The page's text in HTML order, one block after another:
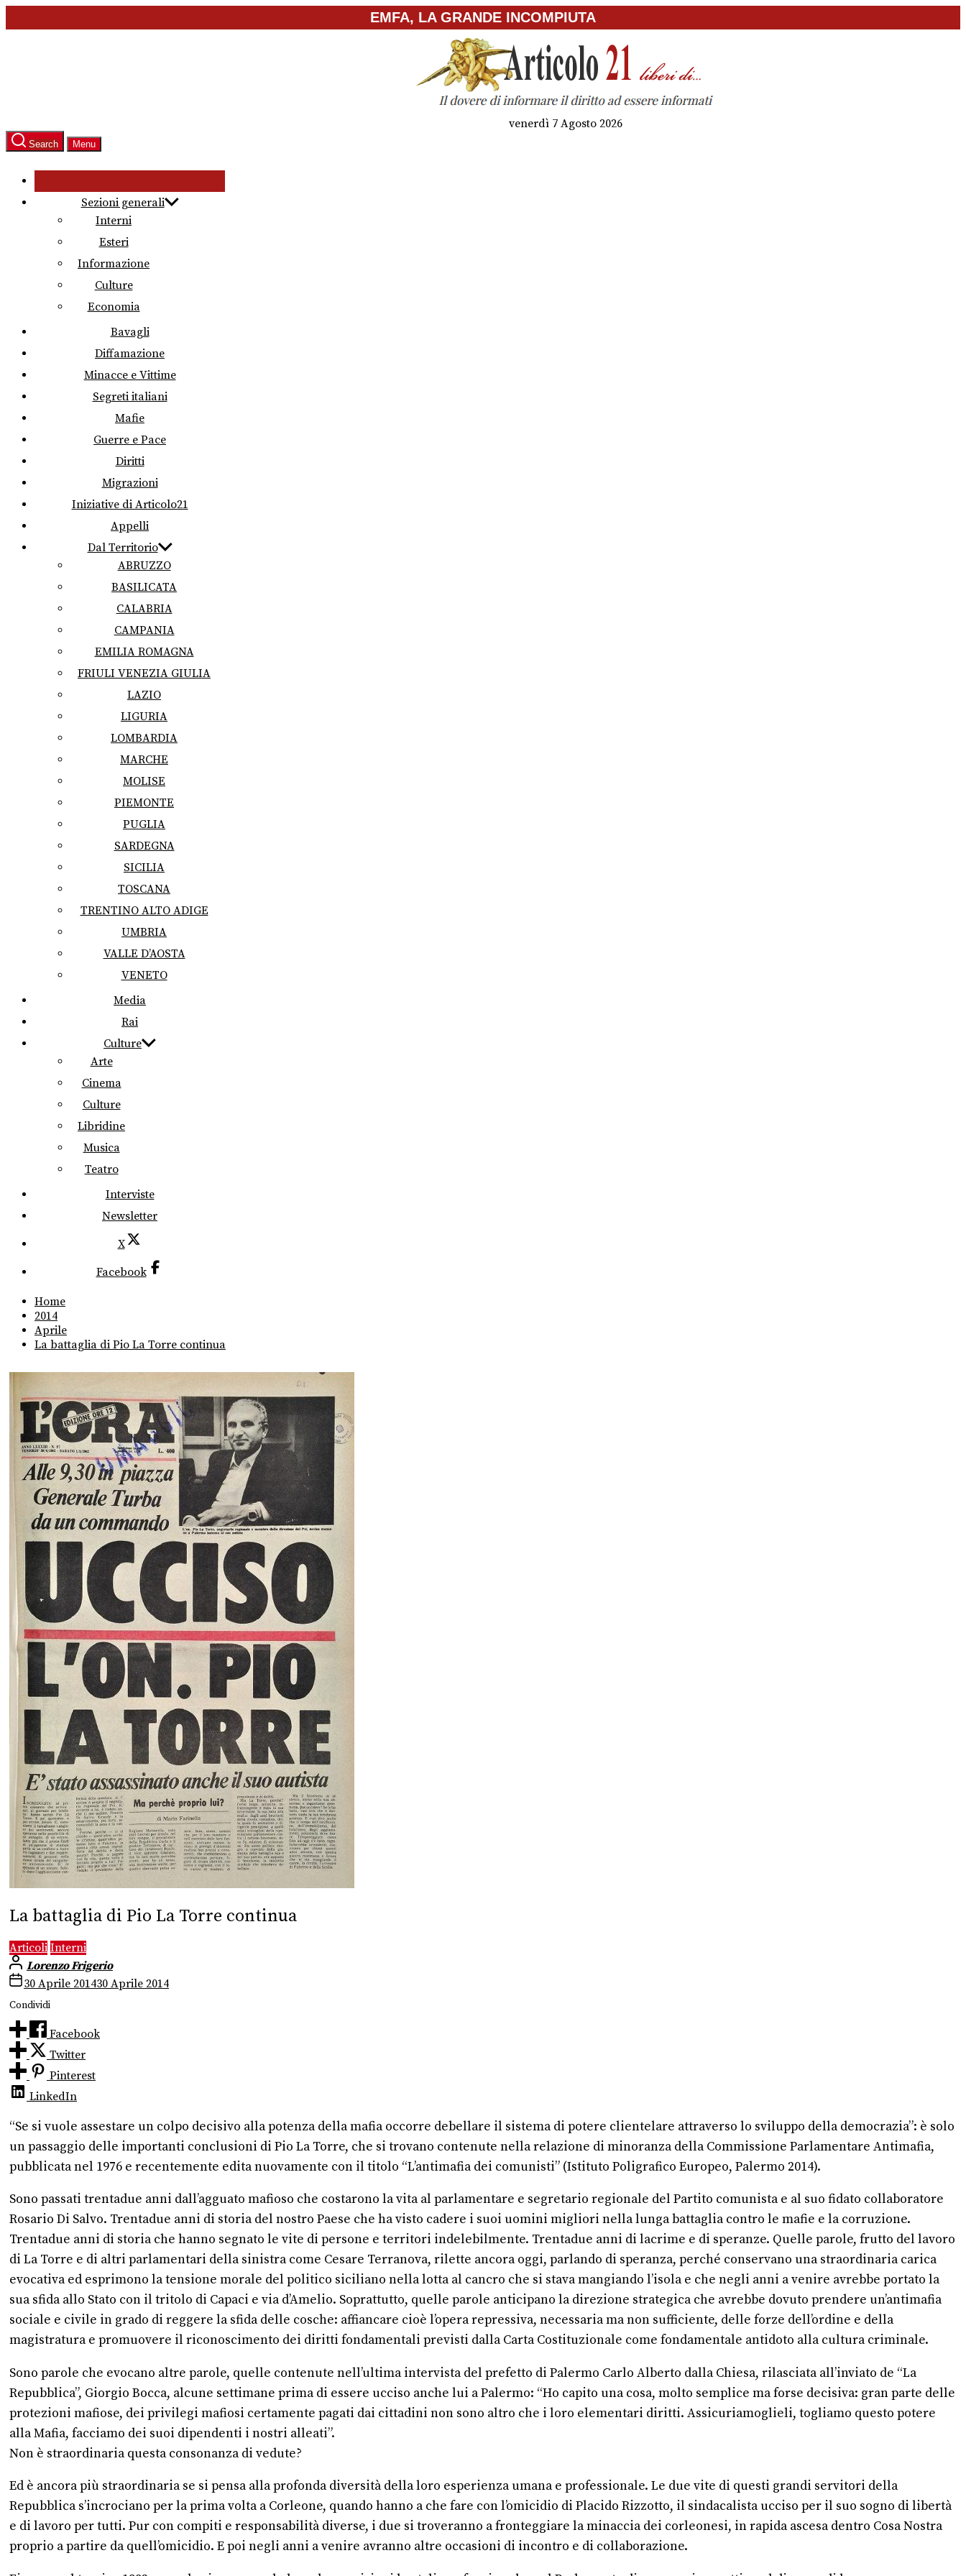
to
EMFA, LA GRANDE INCOMPIUTA
venerdì 7 Agosto 2026
Search Menu
Sezioni generali
Interni
Esteri
Informazione
Culture
Economia
Bavagli
Diffamazione
Minacce e Vittime
Segreti italiani
Mafie
Guerre e Pace
Diritti
Migrazioni
Iniziative di Articolo21
Appelli
Dal Territorio
ABRUZZO
BASILICATA
CALABRIA
CAMPANIA
EMILIA ROMAGNA
FRIULI VENEZIA GIULIA
LAZIO
LIGURIA
LOMBARDIA
MARCHE
MOLISE
PIEMONTE
PUGLIA
SARDEGNA
SICILIA
TOSCANA
TRENTINO ALTO ADIGE
UMBRIA
VALLE D’AOSTA
VENETO
Media
Rai
Culture
Arte
Cinema
Culture
Libridine
Musica
Teatro
Interviste
Newsletter
X
Facebook
Home
2014
Aprile
La battaglia di Pio La Torre continua
La battaglia di Pio La Torre continua
Articoli Interni
Lorenzo Frigerio
30 Aprile 201430 Aprile 2014
Condividi
Facebook
Twitter
Pinterest
LinkedIn
“Se si vuole assestare un colpo decisivo alla potenza della mafia occorre debellare il sistema di potere clientelare attraverso lo sviluppo della democrazia”: è solo
un passaggio delle importanti conclusioni di Pio La Torre, che si trovano contenute nella relazione di minoranza della Commissione Parlamentare Antimafia,
pubblicata nel 1976 e recentemente edita nuovamente con il titolo “L’antimafia dei comunisti” (Istituto Poligrafico Europeo, Palermo 2014).
Sono passati trentadue anni dall’agguato mafioso che costarono la vita al parlamentare e segretario regionale del Partito comunista e al suo fidato collaboratore
Rosario Di Salvo. Trentadue anni di storia del nostro Paese che ha visto cadere i suoi uomini migliori nella lunga battaglia contro le mafie e la corruzione.
Trentadue anni di storia che hanno segnato le vite di persone e territori indelebilmente. Trentadue anni di lacrime e di speranze. Quelle parole, frutto del lavoro
di La Torre e di altri parlamentari della sinistra come Cesare Terranova, rilette ancora oggi, parlando di speranza, perché conservano una straordinaria carica
evocativa ed esprimono la tensione morale del politico siciliano nella lotta al cancro che si stava mangiando l’isola e che negli anni a venire avrebbe portato la
sua sfida allo Stato con il tritolo di Capaci e via d’Amelio. Soprattutto, quelle parole anticipano la direzione strategica che avrebbe dovuto prendere un’antimafia
sociale e civile in grado di reggere la sfida delle cosche: affiancare cioè l’opera repressiva, necessaria ma non sufficiente, delle forze dell’ordine e della
magistratura e promuovere il riconoscimento dei diritti fondamentali previsti dalla Carta Costituzionale come fondamentale antidoto alla cultura criminale.
Sono parole che evocano altre parole, quelle contenute nell’ultima intervista del prefetto di Palermo Carlo Alberto dalla Chiesa, rilasciata all’inviato de “La
Repubblica”, Giorgio Bocca, alcune settimane prima di essere ucciso anche lui a Palermo: “Ho capito una cosa, molto semplice ma forse decisiva: gran parte delle
protezioni mafiose, dei privilegi mafiosi certamente pagati dai cittadini non sono altro che i loro elementari diritti. Assicuriamoglieli, togliamo questo potere
alla Mafia, facciamo dei suoi dipendenti i nostri alleati”.
Non è straordinaria questa consonanza di vedute?
Ed è ancora più straordinaria se si pensa alla profonda diversità della loro esperienza umana e professionale. Le due vite di questi grandi servitori della
Repubblica s’incrociano per la prima volta a Corleone, quando hanno a che fare con l’omicidio di Placido Rizzotto, il sindacalista ucciso per il suo sogno di libertà
e di lavoro per tutti. Pur con compiti e responsabilità diverse, i due si troveranno a fronteggiare la minaccia dei corleonesi, in rapida ascesa dentro Cosa Nostra
proprio a partire da quell’omicidio. E poi negli anni a venire avranno altre occasioni di incontro e di collaborazione.